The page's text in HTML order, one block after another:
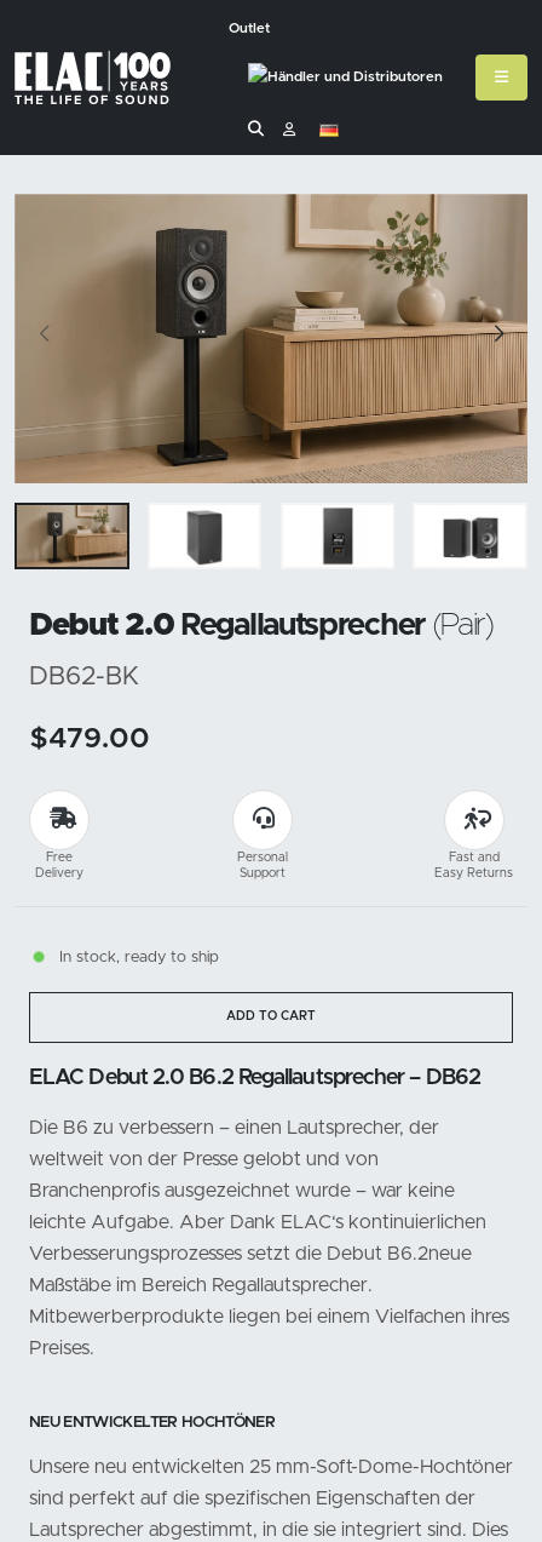
Outlet
Debut 2.0Regallautsprecher (Pair)
DB62-BK
$479.00
Free
Delivery
Personal
Support
Fast and
Easy Returns
In stock, ready to ship
ADD TO CART
ELAC Debut 2.0 B6.2 Regallautsprecher – DB62
Die B6 zu verbessern – einen Lautsprecher, der
weltweit von der Presse gelobt und von
Branchenprofis ausgezeichnet wurde – war keine
leichte Aufgabe. Aber Dank ELAC‘s kontinuierlichen
Verbesserungsprozesses setzt die Debut B6.2neue
Maßstäbe im Bereich Regallautsprecher.
Mitbewerberprodukte liegen bei einem Vielfachen ihres
Preises.
NEU ENTWICKELTER HOCHTÖNER
Unsere neu entwickelten 25 mm-Soft-Dome-Hochtöner
sind perfekt auf die spezifischen Eigenschaften der
Lautsprecher abgestimmt, in die sie integriert sind. Dies